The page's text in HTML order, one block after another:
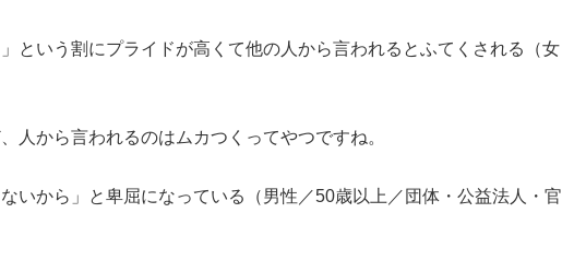
という割にプライドが高くて他の人から言われるとふてくされる（女
人から言われるのはムカつくってやつですね。
いから」と卑屈になっている（男性／50歳以上／団体・公益法人・官